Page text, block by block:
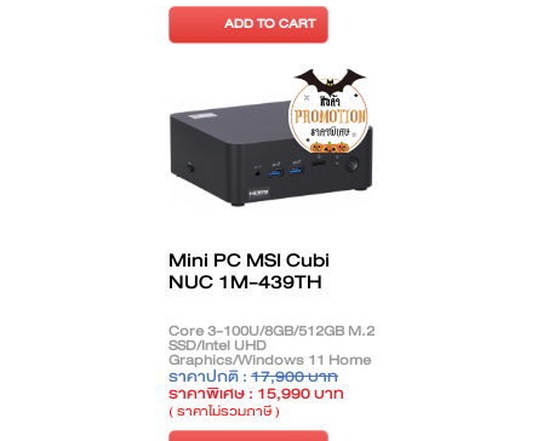
ADD TO CART
Mini PC MSI Cubi
NUC 1M-439TH
Core 3-100U/8GB/512GB M.2
SSD/Intel UHD
Graphics/Windows 11 Home
+ Microsoft Office Home
2024/Black *ราคา Promotion
4 เครื่องสุดท้ายเท่านั้น*
ราคาปกติ : 17,900 บาท
ราคาพิเศษ : 15,990 บาท
( ราคาไม่รวมภาษี )